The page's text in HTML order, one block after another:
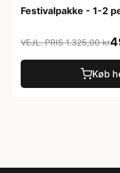
Festivalpakke - 1-2
VEJL. PRIS 1.325,00 kr
Køb